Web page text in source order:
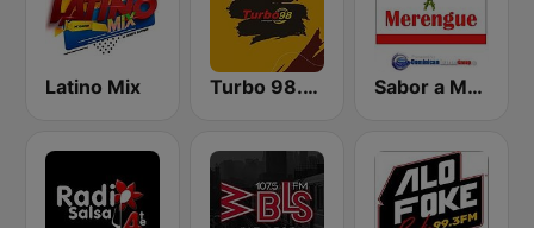
Latino Mix Turbo 98.3 FM Sabor a Merengue